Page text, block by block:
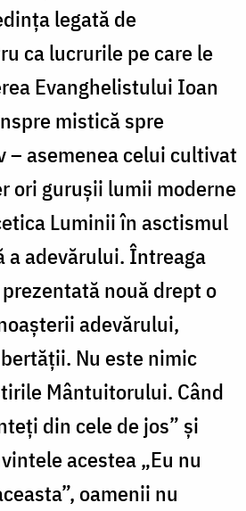
legată de
ca lucrurile pe care le
Evanghelistului Ioan
mistică spre
– asemenea celui cultivat
ori gurușii lumii moderne
Luminii în asctismul
a adevărului. Întreaga
nouă drept o
adevărului,
Nu este nimic
Mântuitorului. Când
din cele de jos” și
acestea „Eu nu
oamenii nu